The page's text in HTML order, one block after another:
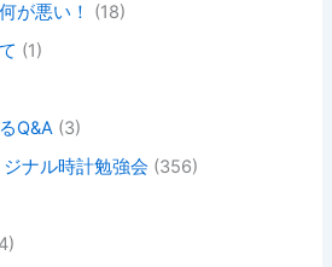
が悪い！
(18)
(1)
Q&A (3)
ナル時計勉強会 (356)